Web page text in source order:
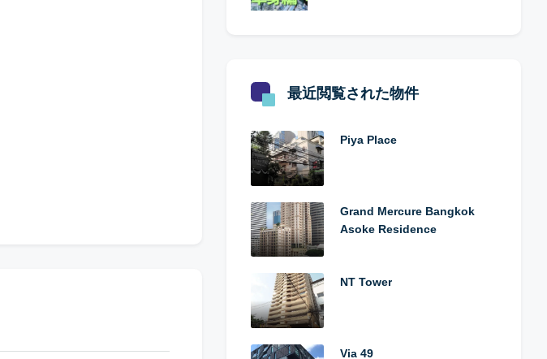
最近閲覧された物件
Piya Place
Grand Mercure Bangkok
Asoke Residence
NT Tower
Via 49